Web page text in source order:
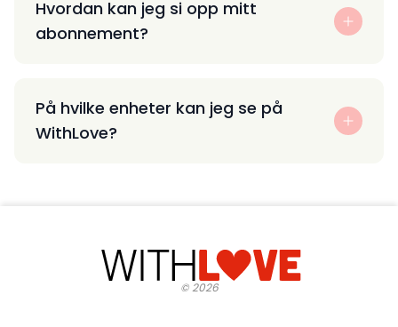
Hvordan kan jeg si opp mitt
abonnement?
På hvilke enheter kan jeg se på
WithLove?
©2026